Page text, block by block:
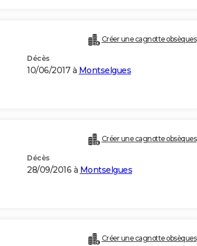
Créer une cagnotte obsèques
Décès
10/06/2017 à Montselgues
Créer une cagnotte obsèques
Décès
28/09/2016 à Montselgues
Créer une cagnotte obsèques